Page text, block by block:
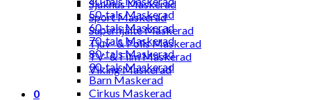
Sjukhus Maskerad
Sport Maskerad
Superhjälte Maskerad
Tjuv- & Polis Maskerad
TV- & Film Maskerad
Viking Maskerad
0
50-tals Maskerad
60-tals Maskerad
70-tals Maskerad
80-tals Maskerad
90-tals Maskerad
Barn Maskerad
Cirkus Maskerad